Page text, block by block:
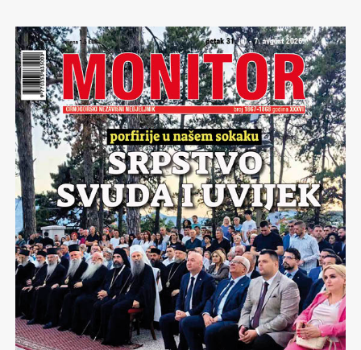
su sječanja…Na čudesno doba, bajkovito. Ne zato što smo
bili četrdeset godina mlađi… Ne, već zbog toga što je
doba Četrnaestih zimskih olimpijskih igara bilo prije
svega vrijeme jakih ličnosti,kojih, nažalost niti u
Sarajevu, a bogme niti u drugim djelovima bivše nam
domovine sve teže i sve rjeđe nalazim..
Olimpijada je bila golemi ispit koji je polagalo Sarajevo,
koji je polagala Jugoslavija…Sa timom ozbiljnih osoba
kojih danas nema, sa istinskim državnikomBrankom
Mikulićem,ovaj generacijski projekat ne da je samo
uspio. Četrnaeste zimske olimpijske igre postale su
mjerilo uspješnosti u svijetu svjetskog olimpizma.
Jarko se sječam svakoga dana sarajevske olimpijade.
Sječam se šampionaJure Frankakome su Sarajlije
ispjevali pjesmu:”Eto Jureka sladjeg od bureka…”